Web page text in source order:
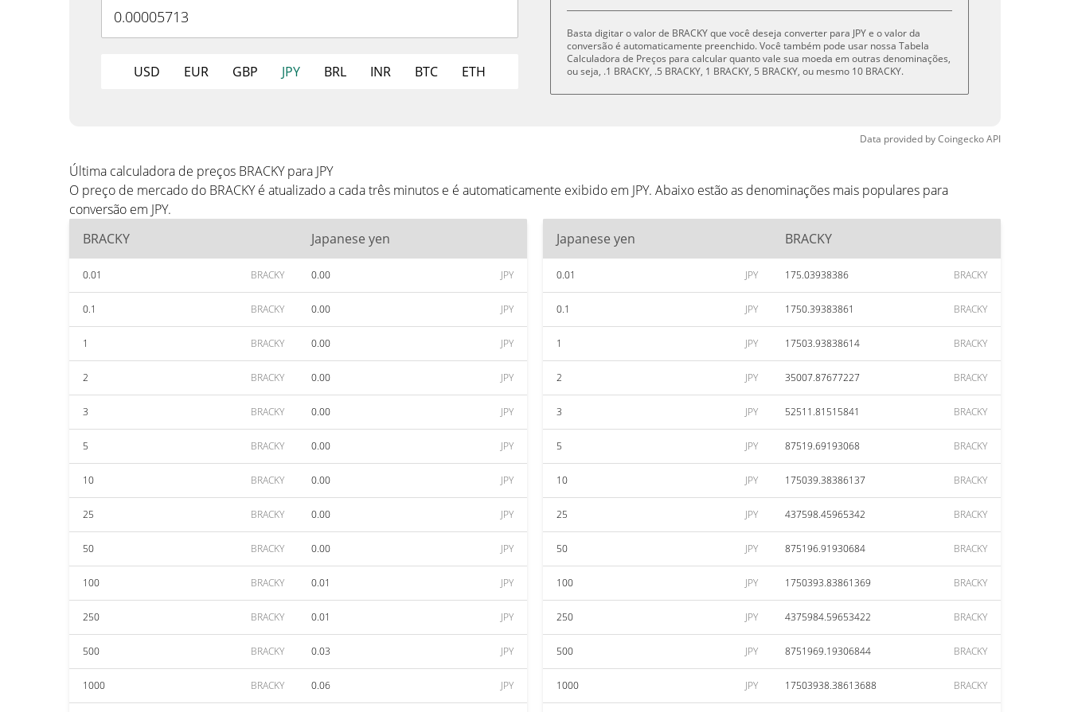
USD EUR GBP JPY BRL INR BTC ETH
Basta digitar o valor de BRACKY que você deseja converter para JPY e o valor da
conversão é automaticamente preenchido. Você também pode usar nossa Tabela
Calculadora de Preços para calcular quanto vale sua moeda em outras denominações,
ou seja, .1 BRACKY, .5 BRACKY, 1 BRACKY, 5 BRACKY, ou mesmo 10 BRACKY.
Data provided byCoingeckoAPI
Última calculadora de preços BRACKY para JPY
O preço de mercado do BRACKY é atualizado a cada três minutos e é automaticamente exibido em JPY. Abaixo estão as denominações mais populares para
conversão em JPY.
BRACKY
Japanese yen
0.01 BRACKY 0.00 JPY
0.1 BRACKY 0.00 JPY
1 BRACKY 0.00 JPY
2 BRACKY 0.00 JPY
3 BRACKY 0.00 JPY
5 BRACKY 0.00 JPY
10 BRACKY 0.00 JPY
25 BRACKY 0.00 JPY
50 BRACKY 0.00 JPY
100 BRACKY 0.01 JPY
250 BRACKY 0.01 JPY
500 BRACKY 0.03 JPY
1000 BRACKY 0.06 JPY
Japanese yen BRACKY
0.01 JPY 175.03938386 BRACKY
0.1 JPY 1750.39383861 BRACKY
1 JPY 17503.93838614 BRACKY
2 JPY 35007.87677227 BRACKY
3 JPY 52511.81515841 BRACKY
5 JPY 87519.69193068 BRACKY
10 JPY 175039.38386137 BRACKY
25 JPY 437598.45965342 BRACKY
50 JPY 875196.91930684 BRACKY
100 JPY 1750393.83861369 BRACKY
250 JPY 4375984.59653422 BRACKY
500 JPY 8751969.19306844 BRACKY
1000 JPY 17503938.38613688 BRACKY